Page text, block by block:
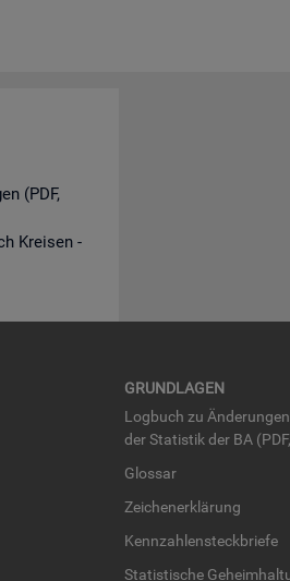
(PDF,
Kreisen -
GRUND­LA­GEN
Log­buch zu
der Sta­tis­tik der BA
Glos­sar
Zei­chen­er­klä­rung
Kenn­zah­len­steck­brie­fe
Sta­tis­ti­sche